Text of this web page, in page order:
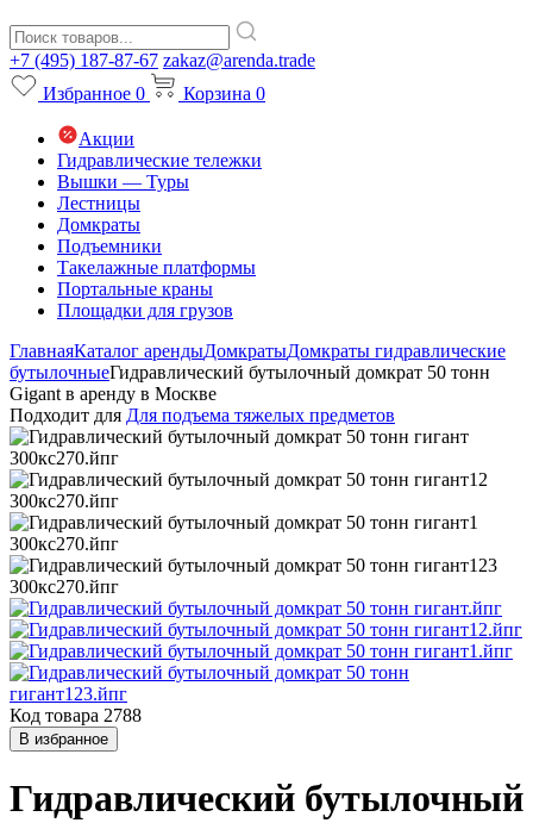
+7 (495) 187-87-67 zakaz@arenda.trade
Избранное 0 Корзина 0
Акции
Гидравлические тележки
Вышки — Туры
Лестницы
Домкраты
Подъемники
Такелажные платформы
Портальные краны
Площадки для грузов
ГлавнаяКаталог арендыДомкратыДомкраты гидравлические
бутылочныеГидравлический бутылочный домкрат 50 тонн
Gigant в аренду в Москве
Подходит для Для подъема тяжелых предметов
Код товара 2788
В избранное
Гидравлический бутылочный